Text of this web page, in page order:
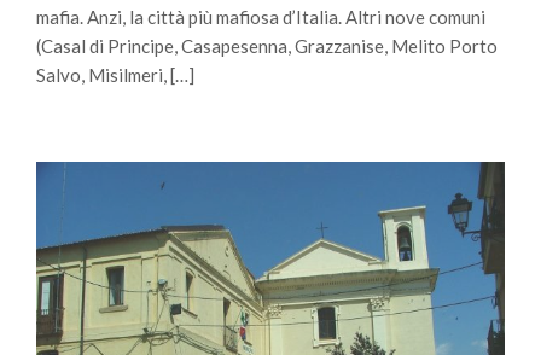
mafia. Anzi, la città più mafiosa d’Italia. Altri nove comuni
(Casal di Principe, Casapesenna, Grazzanise, Melito Porto
Salvo, Misilmeri, […]